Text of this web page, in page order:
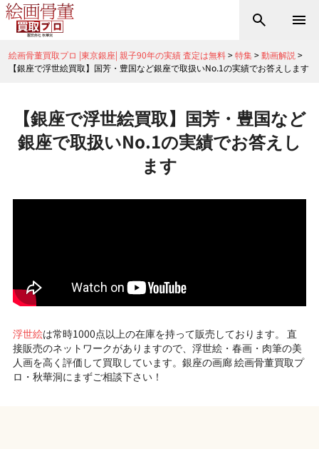
絵画骨董買取プロ |東京銀座| 親子90年の実績 査定は無料>特集>動画解説 >
【銀座で浮世絵買取】国芳・豊国など銀座で取扱いNo.1の実績でお答えします
【銀座で浮世絵買取】国芳・豊国など
銀座で取扱いNo.1の実績でお答えし
ます
浮世絵は常時1000点以上の在庫を持って販売しております。 直
接販売のネットワークがありますので、浮世絵・春画・肉筆の美
人画を高く評価して買取しています。銀座の画廊 絵画骨董買取プ
ロ・秋華洞にまずご相談下さい！